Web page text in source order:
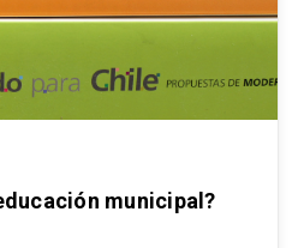
municipal?